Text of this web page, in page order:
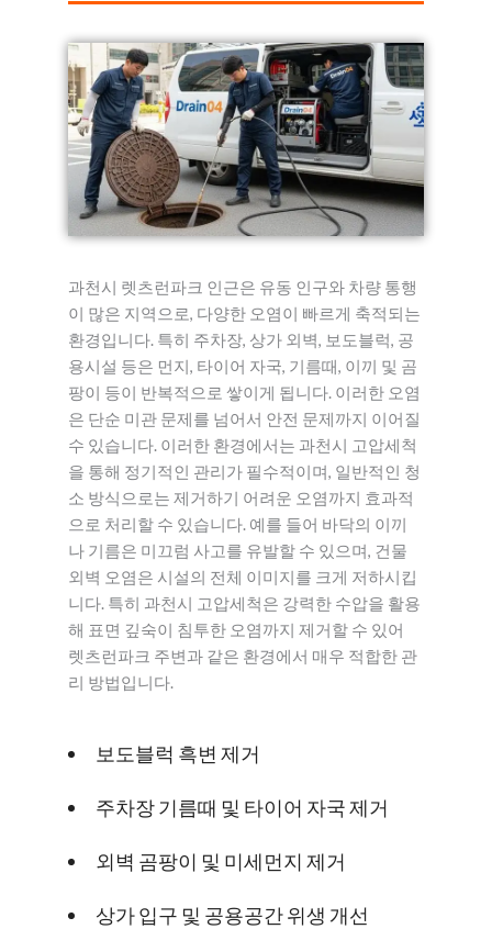
과천시 렛츠런파크 인근은 유동 인구와 차량 통행
이 많은 지역으로, 다양한 오염이 빠르게 축적되는
환경입니다. 특히 주차장, 상가 외벽, 보도블럭, 공
용시설 등은 먼지, 타이어 자국, 기름때, 이끼 및 곰
팡이 등이 반복적으로 쌓이게 됩니다. 이러한 오염
은 단순 미관 문제를 넘어서 안전 문제까지 이어질
수 있습니다. 이러한 환경에서는 과천시 고압세척
을 통해 정기적인 관리가 필수적이며, 일반적인 청
소 방식으로는 제거하기 어려운 오염까지 효과적
으로 처리할 수 있습니다. 예를 들어 바닥의 이끼
나 기름은 미끄럼 사고를 유발할 수 있으며, 건물
외벽 오염은 시설의 전체 이미지를 크게 저하시킵
니다. 특히 과천시 고압세척은 강력한 수압을 활용
해 표면 깊숙이 침투한 오염까지 제거할 수 있어
렛츠런파크 주변과 같은 환경에서 매우 적합한 관
리 방법입니다.
보도블럭 흑변 제거
주차장 기름때 및 타이어 자국 제거
외벽 곰팡이 및 미세먼지 제거
상가 입구 및 공용공간 위생 개선